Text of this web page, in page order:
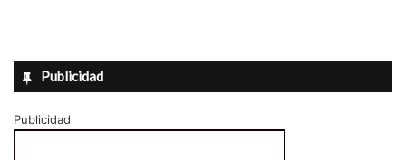
Publicidad
Publicidad